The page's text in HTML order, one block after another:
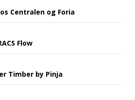
Centralen og Foria
Flow
Timber by Pinja